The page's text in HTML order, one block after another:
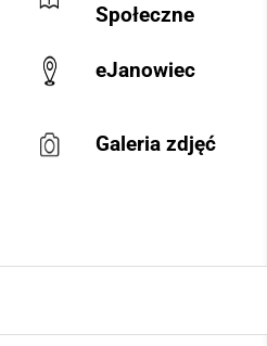
Społeczne
eJanowiec
Galeria zdjęć